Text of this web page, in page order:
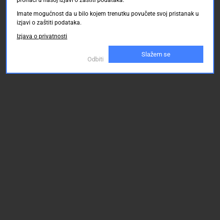
Imate mogućnost da u bilo kojem trenutku povučete svoj pristanak u
izjavi o zaštiti podataka.
Izjava o privatnosti
Odbiti
Slažem se